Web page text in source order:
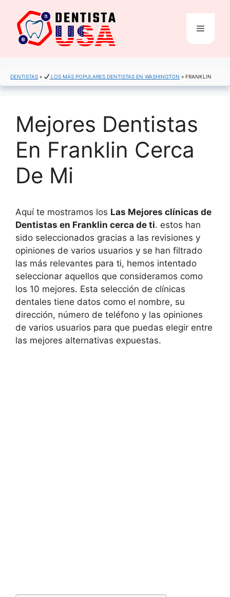
contenido
Menú
DENTISTAS » LOS MÁS POPULARES DENTISTAS EN WASHINGTON »FRANKLIN
Mejores Dentistas
En Franklin Cerca
De Mi
Aquí te mostramos los Las Mejores clínicas de
Dentistas en Franklin cerca de ti. estos han
sido seleccionados gracias a las revisiones y
opiniones de varios usuarios y se han filtrado
las más relevantes para ti, hemos intentado
seleccionar aquellos que consideramos como
los 10 mejores. Esta selección de clínicas
dentales tiene datos como el nombre, su
dirección, número de teléfono y las opiniones
de varios usuarios para que puedas elegir entre
las mejores alternativas expuestas.